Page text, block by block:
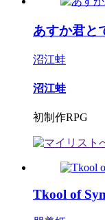
あすか君と
沼江蛙
沼江蛙
初制作RPG
Tkool of